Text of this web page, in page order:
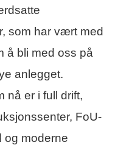
som har vært med
å bli med oss ​​på
anlegget.
nå er i full drift,
FoU-
og moderne